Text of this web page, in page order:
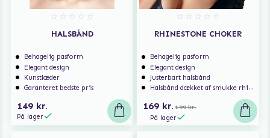
HALSBÅND
Behagelig pasform
Elegant design
Kunstlæder
Garanteret bedste pris
149 kr.
På lager
RHINESTONE CHOKER
Behagelig pasform
Elegant design
Justerbart halsbånd
Halsbånd dækket af smukke rhinestones
169 kr. 199 kr.
På lager